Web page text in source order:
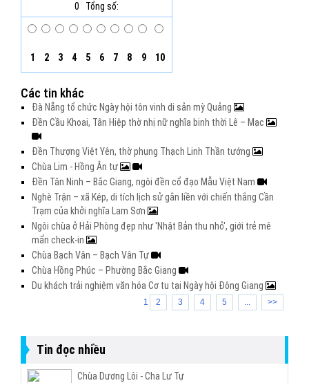
0
Tổng số:
1 2 3 4 5 6 7 8 9 10
Các tin khác
Đà Nẵng tổ chức Ngày hội tôn vinh di sản mỳ Quảng
Đền Cầu Khoai, Tân Hiệp thờ nhị nữ nghĩa binh thời Lê – Mạc
Đền Thượng Việt Yên, thờ phụng Thạch Linh Thần tướng
Chùa Lim - Hồng Ân tự
Đền Tân Ninh – Bắc Giang, ngôi đền cổ đạo Mẫu Việt Nam
Nghè Trận – xã Kép, di tích lịch sử gắn liền với chiến thắng Cần
Trạm của khởi nghĩa Lam Sơn
Ngôi chùa ở Hải Phòng đẹp như 'Nhật Bản thu nhỏ', giới trẻ mê
mẩn check-in
Chùa Bạch Vân – Bạch Vân Tự
Chùa Hồng Phúc – Phường Bắc Giang
Du khách trải nghiệm văn hóa Cơ tu tại Ngày hội Đông Giang
1 2 3 4 5 ... >>
Tin đọc nhiều
Chùa Dương Lôi - Cha Lư Tự